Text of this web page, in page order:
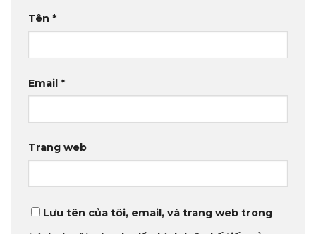
Tên *
Email *
Trang web
Lưu tên của tôi, email, và trang web trong